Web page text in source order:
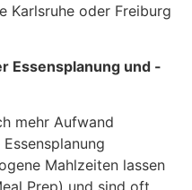
Karlsruhe oder Freiburg
Essensplanung und -
mehr Aufwand
Mahlzeiten lassen